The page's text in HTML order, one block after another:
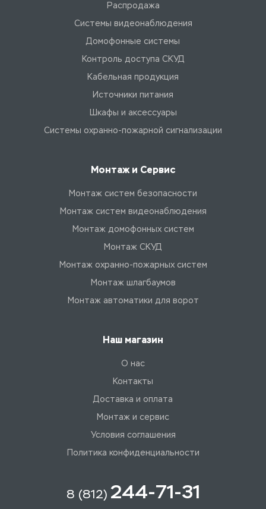
Распродажа
Системы видеонаблюдения
Домофонные системы
Контроль доступа СКУД
Кабельная продукция
Источники питания
Шкафы и аксессуары
Системы охранно-пожарной сигнализации
Монтаж и Сервис
Монтаж систем безопасности
Монтаж систем видеонаблюдения
Монтаж домофонных систем
Монтаж СКУД
Монтаж охранно-пожарных систем
Монтаж шлагбаумов
Монтаж автоматики для ворот
Наш магазин
О нас
Контакты
Доставка и оплата
Монтаж и сервис
Условия соглашения
Политика конфиденциальности
8 (812) 244-71-31